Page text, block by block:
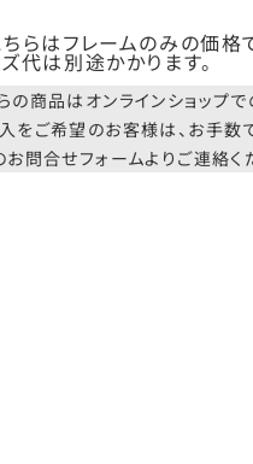
らはフレームのみの価格
代は別途かかります。
の商品はオンラインショップ
をご希望のお客様は、お手数
問合せフォームよりご連絡く